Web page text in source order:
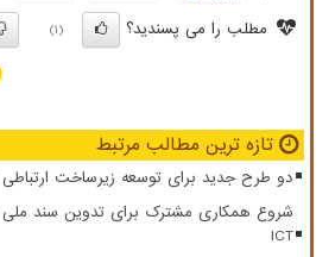
مطلب را می پسندید؟
(1)
تازه ترین مطالب مرتبط
دو طرح جدید برای توسعه زیرساخت ارتباطی
شروع همکاری مشترک برای تدوین سند
ICT